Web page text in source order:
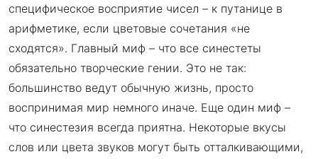
специфическое восприятие чисел – к путанице в
арифметике, если цветовые сочетания «не
сходятся». Главный миф – что все синестеты
обязательно творческие гении. Это не так:
большинство ведут обычную жизнь, просто
воспринимая мир немного иначе. Еще один миф –
что синестезия всегда приятна. Некоторые вкусы
слов или цвета звуков могут быть отталкивающими,